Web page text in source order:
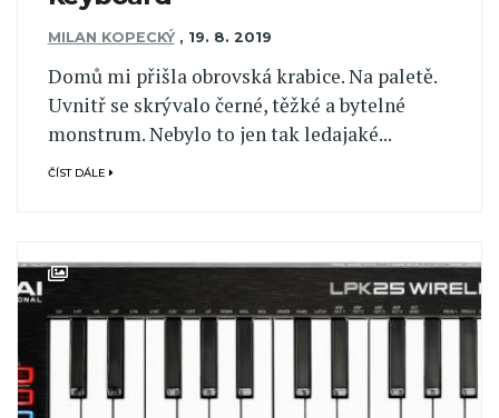
MILAN KOPECKÝ , 19. 8. 2019
Domů mi přišla obrovská krabice. Na paletě.
Uvnitř se skrývalo černé, těžké a bytelné
monstrum. Nebylo to jen tak ledajaké...
ČÍST DÁLE